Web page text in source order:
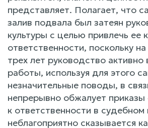
представляет. Полагает, что
залив подвала был затеян
культуры с целью привлечь ее к
ответственности, поскольку
трех лет руководство
работы, используя для этого
незначительные поводы, в
непрерывно обжалует приказы
к ответственности в
неблагоприятно сказывается